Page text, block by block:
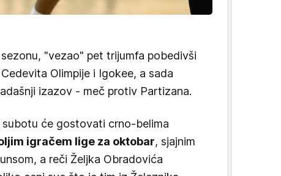
"vezao" pet trijumfa pobedivši
Olimpije i Igokee, a sada
izazov - meč protiv Partizana.
će gostovati crno-belima
igračem lige za oktobar, sjajnim
a reči Željka Obradovića